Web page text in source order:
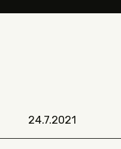
24.7.2021